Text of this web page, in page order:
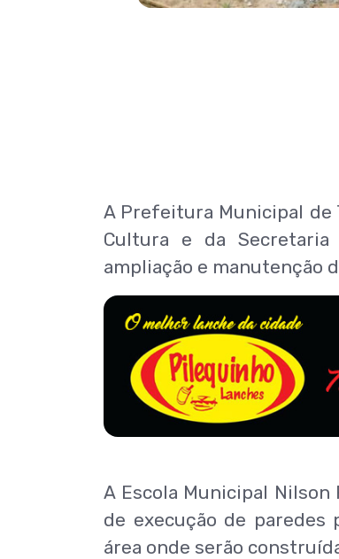
A Prefeitura Municipal de
Cultura e da
ampliação e manutenção
A Escola Municipal
de execução de paredes
área onde serão